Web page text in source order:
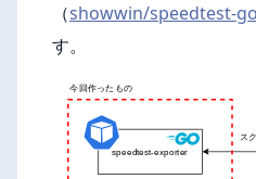
（showwin/speedtest-go
す。